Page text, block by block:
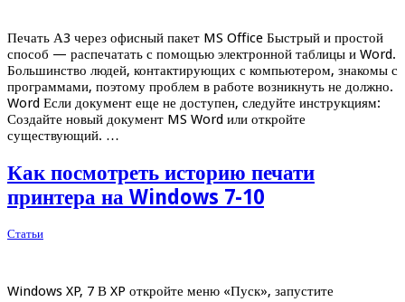
Печать А3 через офисный пакет MS Office Быстрый и простой
способ — распечатать с помощью электронной таблицы и Word.
Большинство людей, контактирующих с компьютером, знакомы с
программами, поэтому проблем в работе возникнуть не должно.
Word Если документ еще не доступен, следуйте инструкциям:
Создайте новый документ MS Word или откройте
существующий. …
Как посмотреть историю печати
принтера на Windows 7-10
Статьи
Windows XP, 7 В XP откройте меню «Пуск», запустите